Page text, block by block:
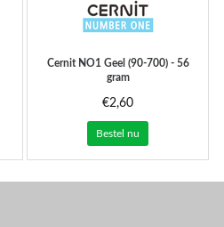
CernitNO1 Geel (90-700) - 56
gram
€2,60
Bestel nu